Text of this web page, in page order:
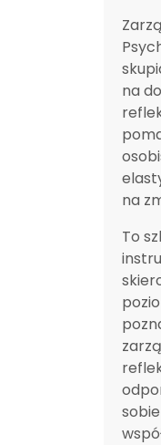
na
na
To